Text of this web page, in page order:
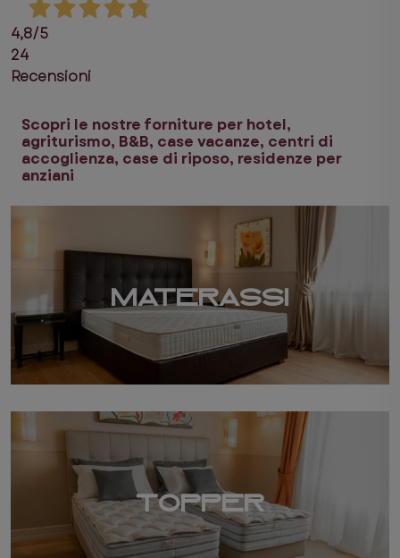
4,8/5
24
Recensioni
Scopri le nostre forniture per hotel,
agriturismo, B&B, case vacanze, centri di
accoglienza, case di riposo, residenze per
anziani
MATERASSI
TOPPER